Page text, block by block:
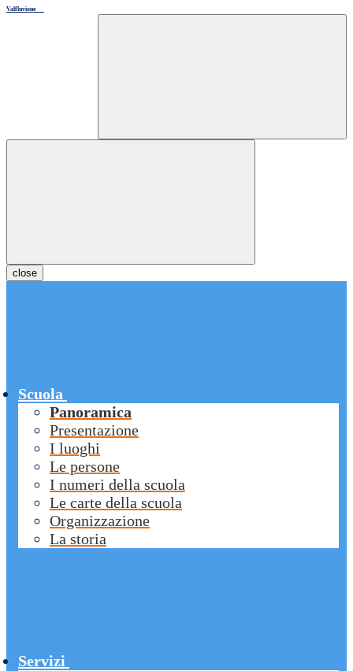
Valfluvione
close
Scuola
Panoramica
Presentazione
I luoghi
Le persone
I numeri della scuola
Le carte della scuola
Organizzazione
La storia
Servizi